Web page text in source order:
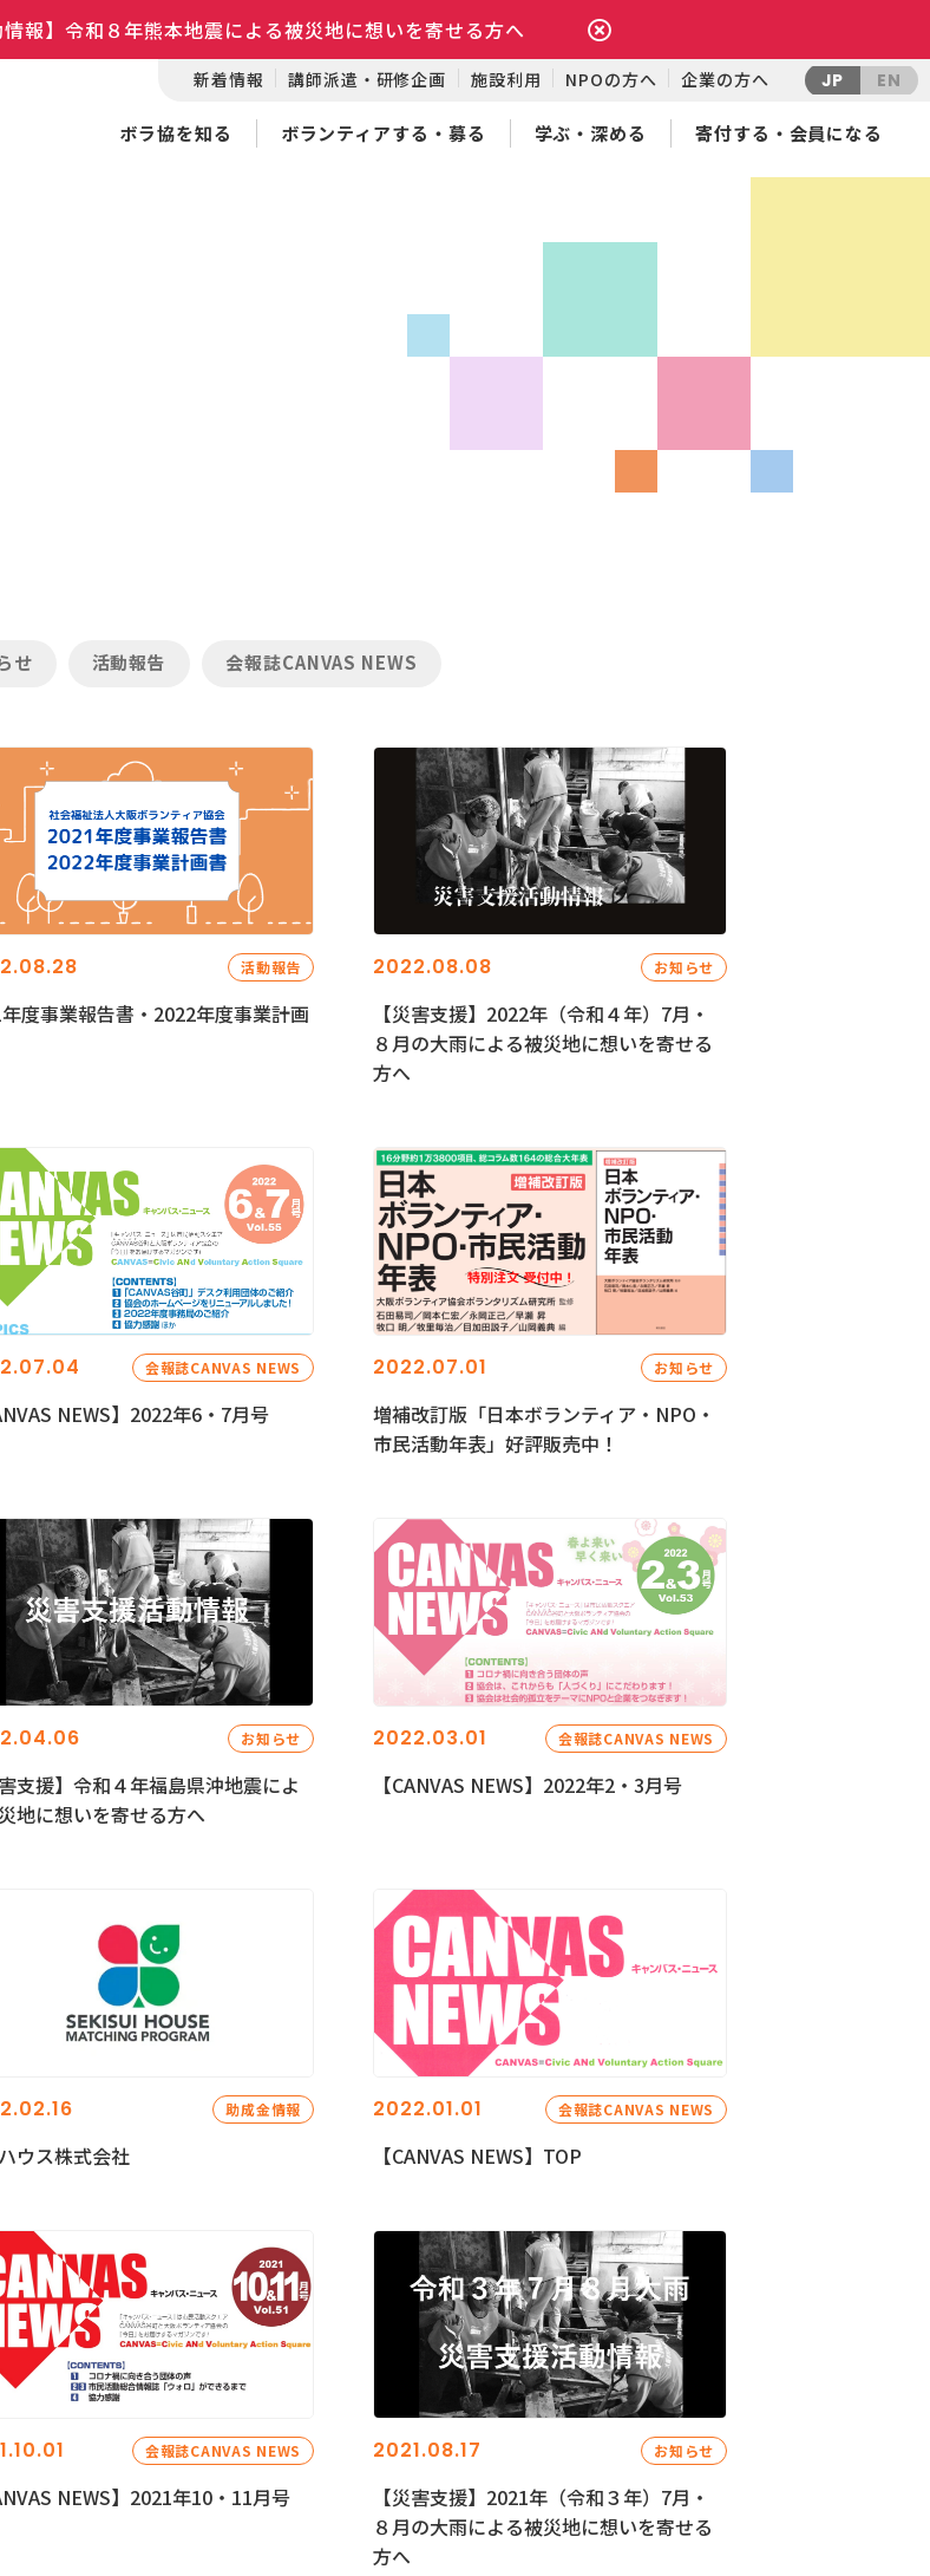
情報】令和８年熊本地震による被災地に想いを寄せる方へ
新着情報 講師派遣・研修企画 施設利用 NPOの方へ 企業の方へ JP EN
ボラ協を知る ボランティアする・募る 学ぶ・深める 寄付する・会員になる
せ 活動報告 会報誌CANVAS NEWS
活動報告
度事業報告書・2022年度事業計画
2022.08.08 お知らせ
【災害支援】2022年（令和４年）7月・
８月の大雨による被災地に想いを寄せる
方へ
会報誌CANVAS NEWS
NEWS】2022年6・7月号
2022.07.01 お知らせ
増補改訂版「日本ボランティア・NPO・
市民活動年表」好評販売中！
お知らせ
害支援】令和４年福島県沖地震によ
地に想いを寄せる方へ
2022.03.01 会報誌CANVAS NEWS
【CANVAS NEWS】2022年2・3月号
助成金情報
ウス株式会社
2022.01.01 会報誌CANVAS NEWS
【CANVAS NEWS】TOP
会報誌CANVAS NEWS
NEWS】2021年10・11月号
2021.08.17 お知らせ
【災害支援】2021年（令和３年）7月・
８月の大雨による被災地に想いを寄せる
方へ